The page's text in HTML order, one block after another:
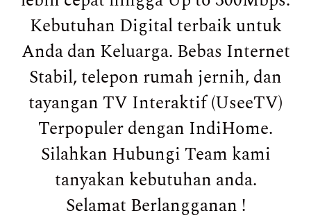
Kebutuhan Digital terbaik untuk
Anda dan Keluarga. Bebas Internet
Stabil, telepon rumah jernih, dan
tayangan TV Interaktif (UseeTV)
Terpopuler dengan IndiHome.
Silahkan Hubungi Team kami
tanyakan kebutuhan anda.
Selamat Berlangganan !